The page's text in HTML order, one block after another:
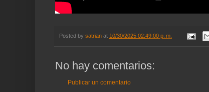
Posted by satrian at 10/30/2025 02:49:00 p. m.
No hay comentarios:
Publicar un comentario